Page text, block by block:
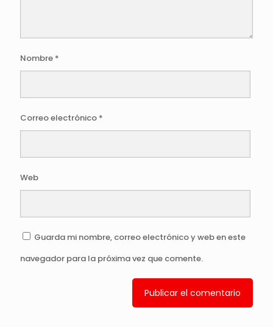
Nombre *
Correo electrónico *
Web
Guarda mi nombre, correo electrónico y web en este
navegador para la próxima vez que comente.